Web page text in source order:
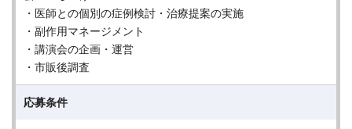
・医師との個別の症例検討・治療提案の実施
・副作用マネージメント
・講演会の企画・運営
・市販後調査
応募条件